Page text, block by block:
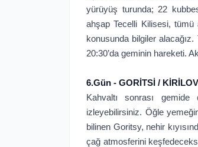
yürüyüş turunda; 22
ahşap Tecelli Kilisesi,
konusunda bilgiler
20:30’da geminin hareketi.
6.Gün - GORİTSİ / KİRİLOV
Kahvaltı sonrası gemide
izleyebilirsiniz. Öğle
bilinen Goritsy, nehir
çağ atmosferini